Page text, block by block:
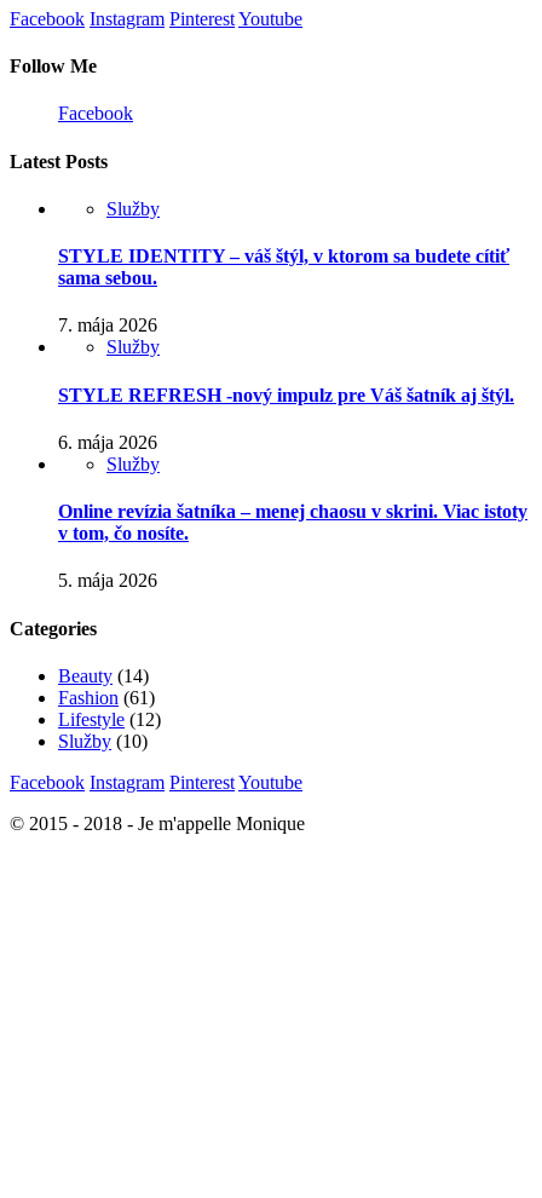
Facebook Instagram PinterestYoutube
Follow Me
Facebook
Latest Posts
Služby
STYLE IDENTITY – váš štýl, v ktorom sa budete cítiť
sama sebou.
7. mája 2026
Služby
STYLE REFRESH -nový impulz pre Váš šatník aj štýl.
6. mája 2026
Služby
Online revízia šatníka – menej chaosu v skrini. Viac istoty
v tom, čo nosíte.
5. mája 2026
Categories
Beauty (14)
Fashion (61)
Lifestyle (12)
Služby (10)
Facebook Instagram PinterestYoutube
© 2015 - 2018 - Je m'appelle Monique